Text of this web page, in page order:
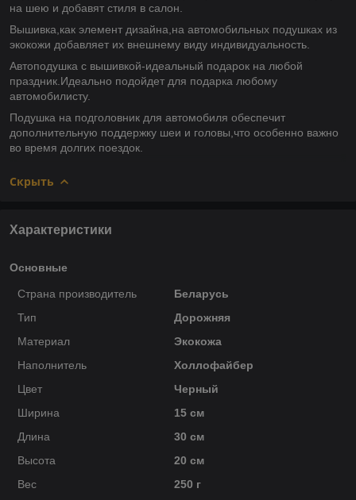
на шею и добавят стиля в салон.
Вышивка,как элемент дизайна,на автомобильных подушках из
экокожи добавляет их внешнему виду индивидуальность.
Автоподушка с вышивкой-идеальный подарок на любой
праздник.Идеально подойдет для подарка любому
автомобилисту.
Подушка на подголовник для автомобиля обеспечит
дополнительную поддержку шеи и головы,что особенно важно
во время долгих поездок.
Скрыть
Характеристики
Основные
Страна производитель
Беларусь
Тип
Дорожняя
Материал
Экокожа
Наполнитель
Холлофайбер
Цвет
Черный
Ширина
15 см
Длина
30 см
Высота
20 см
Вес
250 г